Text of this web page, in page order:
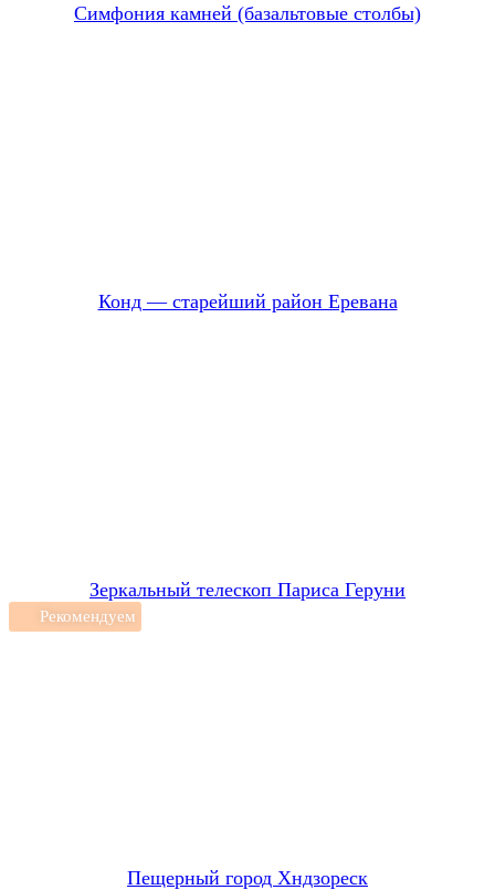
Симфония камней (базальтовые столбы)
Конд — старейший район Еревана
Зеркальный телескоп Париса Геруни
Рекомендуем
Пещерный город Хндзореск